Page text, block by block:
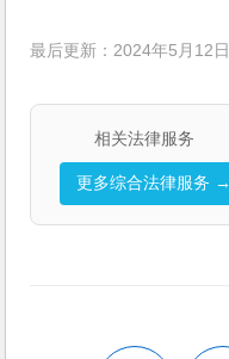
最后更新：2024年5月12日
相关法律服务
更多综合法律服务 →